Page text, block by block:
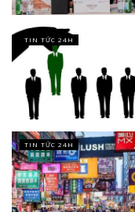
TIN TỨC 24H
TIN TỨC 24H